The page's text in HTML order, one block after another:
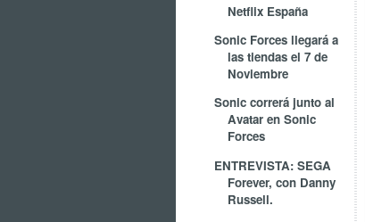
Netflix España
Sonic Forces llegará a
las tiendas el 7 de
Noviembre
Sonic correrá junto al
Avatar en Sonic
Forces
ENTREVISTA: SEGA
Forever, con Danny
Russell.